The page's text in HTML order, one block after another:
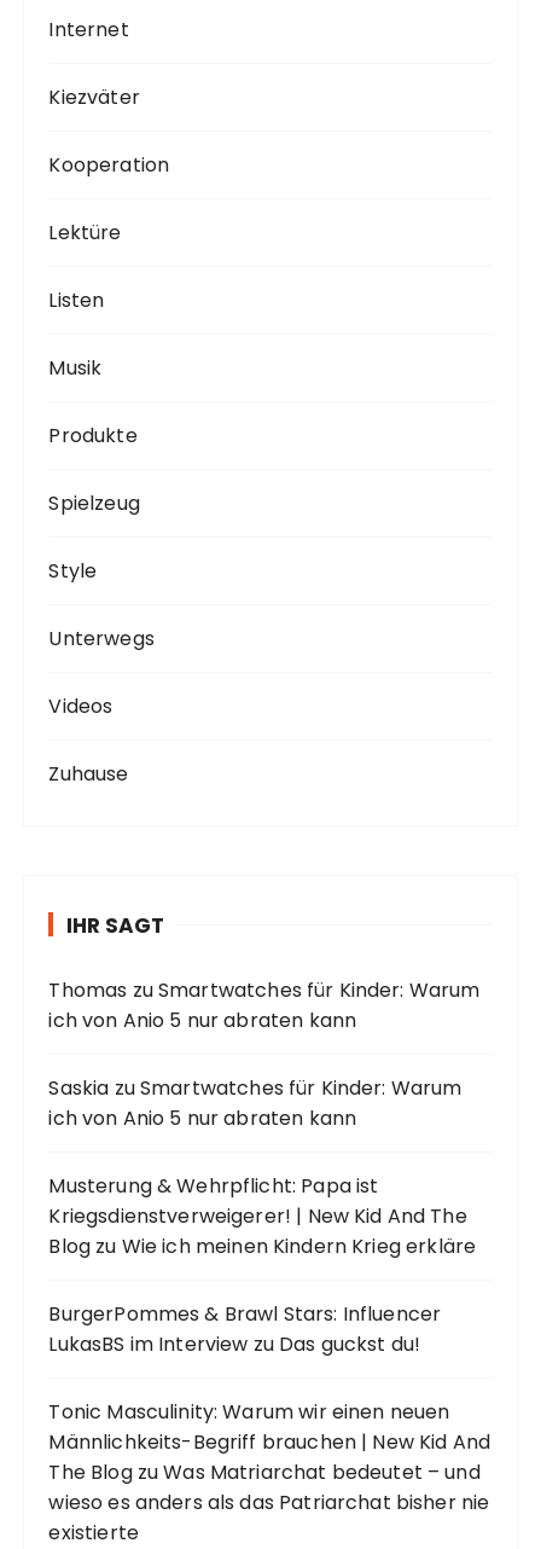
Internet
Kiezväter
Kooperation
Lektüre
Listen
Musik
Produkte
Spielzeug
Style
Unterwegs
Videos
Zuhause
IHR SAGT
Thomas zuSmartwatches für Kinder: Warum
ich von Anio 5 nur abraten kann
Saskia zuSmartwatches für Kinder: Warum
ich von Anio 5 nur abraten kann
Musterung & Wehrpflicht: Papa ist
Kriegsdienstverweigerer! | New Kid And The
Blog zu Wie ich meinen Kindern Krieg erkläre
BurgerPommes & Brawl Stars: Influencer
LukasBS im Interview zu Das guckst du!
Tonic Masculinity: Warum wir einen neuen
Männlichkeits-Begriff brauchen | New Kid And
The BlogzuWas Matriarchat bedeutet – und
wieso es anders als das Patriarchat bisher nie
existierte